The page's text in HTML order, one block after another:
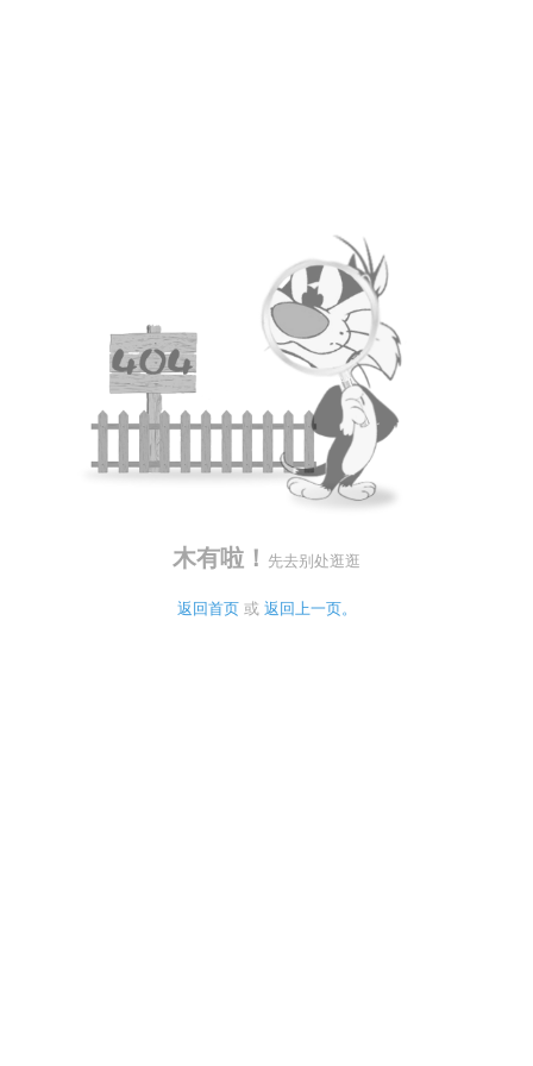
木有啦！ 先去别处逛逛
返回首页 或 返回上一页。